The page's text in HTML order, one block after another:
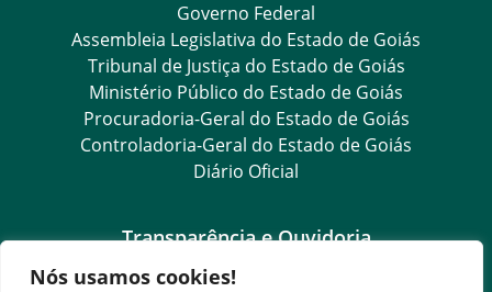
Nós usamos cookies!
Governo Federal
Assembleia Legislativa do Estado de Goiás
Tribunal de Justiça do Estado de Goiás
Ministério Público do Estado de Goiás
Procuradoria-Geral do Estado de Goiás
Controladoria-Geral do Estado de Goiás
Diário Oficial
Transparência e Ouvidoria